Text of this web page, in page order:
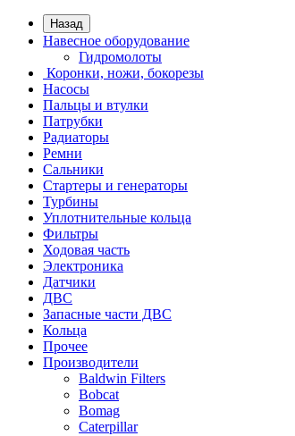
Назад
Навесное оборудование
Гидромолоты
Коронки, ножи, бокорезы
Насосы
Пальцы и втулки
Патрубки
Радиаторы
Ремни
Сальники
Стартеры и генераторы
Турбины
Уплотнительные кольца
Фильтры
Ходовая часть
Электроника
Датчики
ДВС
Запасные части ДВС
Кольца
Прочее
Производители
Baldwin Filters
Bobcat
Bomag
Caterpillar